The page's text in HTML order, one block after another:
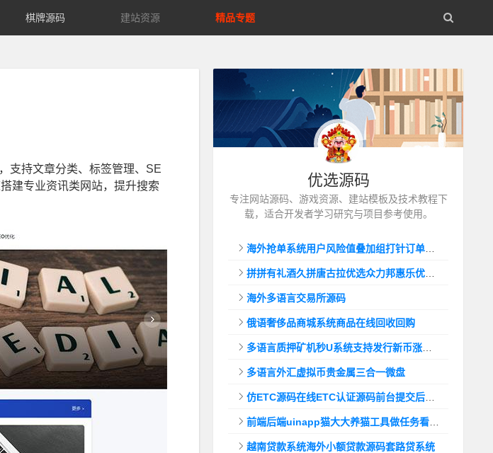
棋牌源码 建站资源 精品专题
支持文章分类、标签管理、SE
建专业资讯类网站，提升搜索
优选源码
专注网站源码、游戏资源、建站模板及技术教程下
载，适合开发者学习研究与项目参考使用。
海外抢单系统用户风险值叠加组打针订单自动匹配系统
拼拼有礼酒久拼唐古拉优选众力邦惠乐优选养猪拼购拼团返利系统
海外多语言交易所源码
俄语奢侈品商城系统商品在线回收回购
多语言质押矿机秒U系统支持发行新币涨幅调控+代理后台
多语言外汇虚拟币贵金属三合一微盘
仿ETC源码在线ETC认证源码前台提交后台查询
前端后端uinapp猫大大养猫工具做任务看广告邀好友即可获得收益猫力合成游戏
越南贷款系统海外小额贷款源码套路贷系统